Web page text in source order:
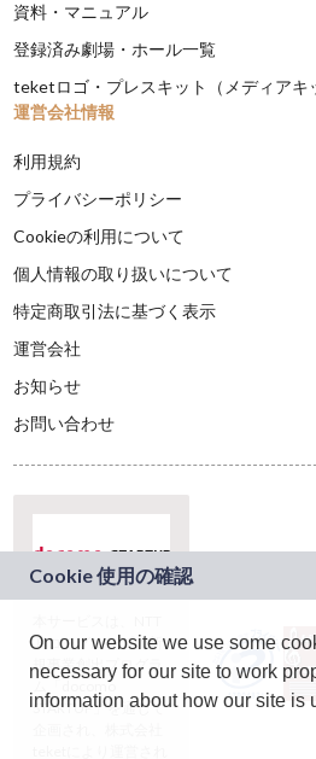
資料・マニュアル
登録済み劇場・ホール一覧
teketロゴ・プレスキット（メディアキ
運営会社情報
利用規約
プライバシーポリシー
Cookieの利用について
個人情報の取り扱いについて
特定商取引法に基づく表示
運営会社
お知らせ
お問い合わせ
ドコモグループの新
規事業創出プログラ
ム「docomo
STARTUP」を通じて
On our website we use some
necessary for our site to work
information about how our site is